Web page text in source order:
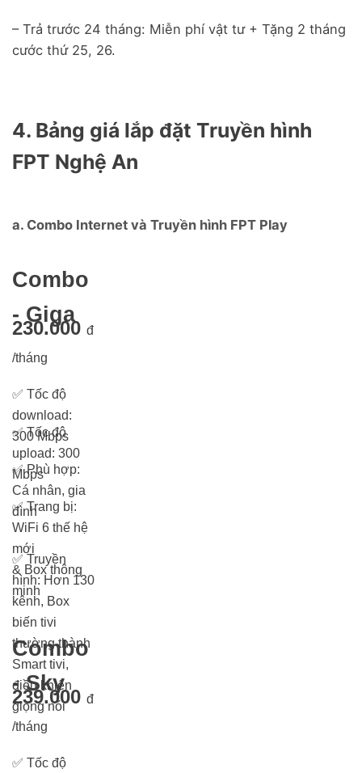
– Trả trước 24 tháng: Miễn phí vật tư + Tặng 2 tháng
cước thứ 25, 26.
4. Bảng giá lắp đặt Truyền hình
FPT Nghệ An
a. Combo Internet và Truyền hình FPT Play
Combo
- Giga
230.000 đ
/tháng
✅ Tốc độ
download:
300 Mbps
✅Tốc độ
upload: 300
Mbps
✅Phù hợp:
Cá nhân, gia
đình
✅Trang bị:
WiFi 6 thế hệ
mới
& Box thông
minh
✅ Truyền
hình: Hơn 130
kênh, Box
biến tivi
thường thành
Smart tivi,
điều khiển
giọng nói
Combo
- Sky
239.000 đ
/tháng
✅ Tốc độ